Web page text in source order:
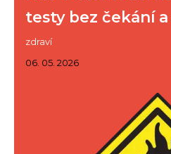
testy bez čekání
zdraví
06. 05. 2026